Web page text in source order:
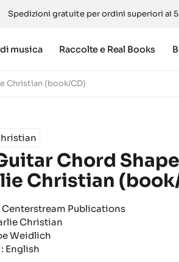
Spedizioni gratuite per ordini superiori ai
musica Raccolte e Real Books
Christian (book/CD)
Chord
Christian
Centerstream Publications
Christian
Weidlich
English